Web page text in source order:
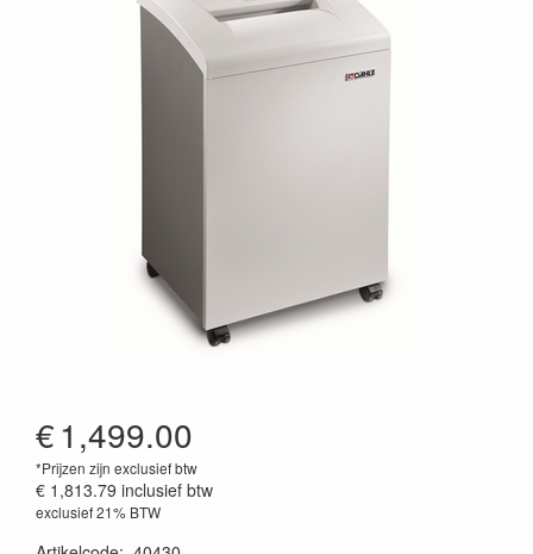
€1,499.00
*Prijzen zijn exclusief btw
€ 1,813.79 inclusief btw
exclusief 21% BTW